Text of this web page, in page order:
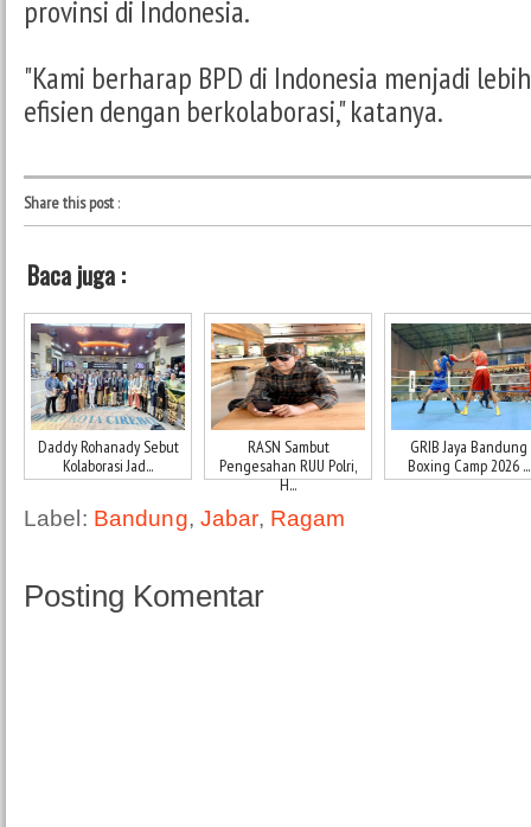
provinsi di Indonesia.
"Kami berharap BPD di Indonesia menjadi
efisien dengan berkolaborasi," katanya.
Share this post:
Baca juga :
Daddy Rohanady Sebut
Kolaborasi Jad...
RASN Sambut
Pengesahan RUU Polri,
H...
GRIB Jaya Bandung
Boxing Camp 2026 ...
Label: Bandung, Jabar, Ragam
Posting Komentar